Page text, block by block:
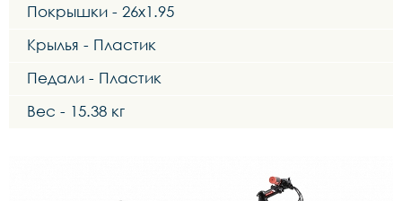
Покрышки - 26x1.95
Крылья - Пластик
Педали - Пластик
Вес - 15.38 кг